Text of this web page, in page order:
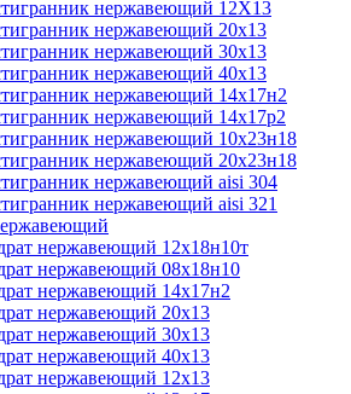
нержавеющий 12Х13
нержавеющий 20х13
нержавеющий 30х13
нержавеющий 40х13
нержавеющий 14х17н2
нержавеющий 14х17р2
нержавеющий 10х23н18
нержавеющий 20х23н18
нержавеющий aisi 304
нержавеющий aisi 321
нержавеющий 12х18н10т
нержавеющий 08х18н10
нержавеющий 14х17н2
нержавеющий 20х13
нержавеющий 30х13
нержавеющий 40х13
нержавеющий 12х13